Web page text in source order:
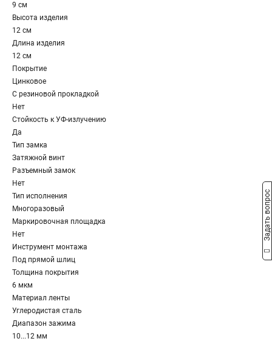
9 см
Высота изделия
12 см
Длина изделия
12 см
Покрытие
Цинковое
С резиновой прокладкой
Нет
Стойкость к УФ-излучению
Да
Тип замка
Затяжной винт
Разъемный замок
Нет
Тип исполнения
Многоразовый
Маркировочная площадка
Нет
Инструмент монтажа
Под прямой шлиц
Толщина покрытия
6 мкм
Материал ленты
Углеродистая сталь
Диапазон зажима
10...12 мм
Задать вопрос